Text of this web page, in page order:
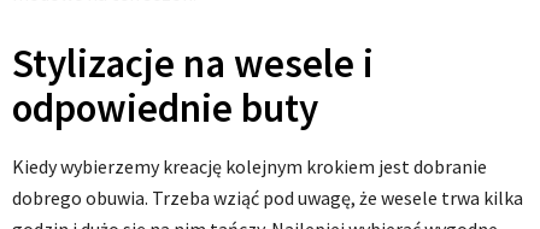
Stylizacje na wesele i
odpowiednie buty
Kiedy wybierzemy kreację kolejnym krokiem jest dobranie
dobrego obuwia. Trzeba wziąć pod uwagę, że wesele trwa kilka